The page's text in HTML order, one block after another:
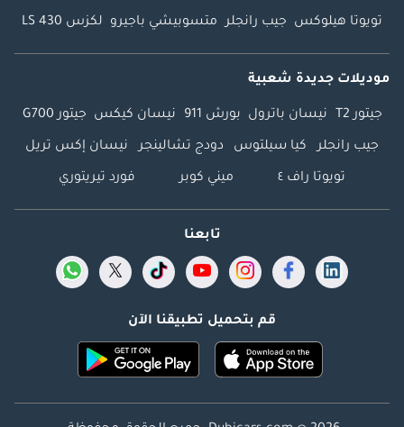
تويوتا هيلوكس جيب رانجلر متسوبيشي باجيرو لكزس LS 430
موديلات جديدة شعبية
جيتور T2 نيسان باترول بورش 911 نيسان كيكس جيتور G700
جيب رانجلر كيا سيلتوس دودج تشالينجر نيسان إكس تريل
تويوتا راف ٤ ميني كوبر فورد تيريتوري
تابعنا
قم بتحميل تطبيقنا الآن